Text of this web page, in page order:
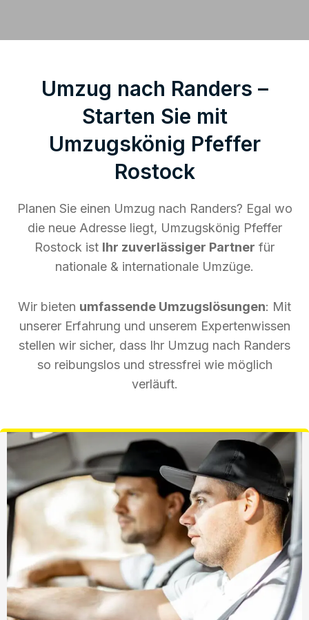
Umzug nach Randers –
Starten Sie mit
Umzugskönig Pfeffer
Rostock
Planen Sie einen Umzug nach Randers? Egal wo
die neue Adresse liegt, Umzugskönig Pfeffer
Rostock ist Ihr zuverlässiger Partner für
nationale & internationale Umzüge.
Wir bieten umfassende Umzugslösungen: Mit
unserer Erfahrung und unserem Expertenwissen
stellen wir sicher, dass Ihr Umzug nach Randers
so reibungslos und stressfrei wie möglich
verläuft.